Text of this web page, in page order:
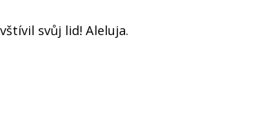
svůj lid! Aleluja.